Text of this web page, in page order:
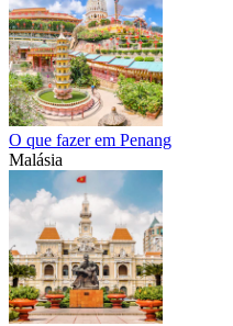
O que fazer em Penang
Malásia